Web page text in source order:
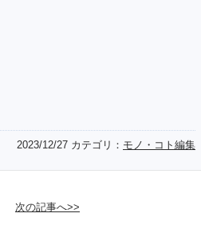
2023/12/27 カテゴリ： モノ・コト編集
次の記事へ>>